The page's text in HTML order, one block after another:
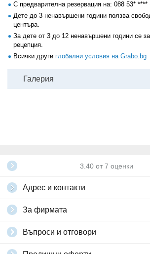
С предварителна резервация на: 088 53* ****
Дете до 3 ненавършени години ползва
центъра.
За дете от 3 до 12 ненавършени години се
рецепция.
Всички други глобални условия на Grabo.bg
Галерия
3.40 от 7 оценки
Адрес и контакти
За фирмата
Въпроси и отговори